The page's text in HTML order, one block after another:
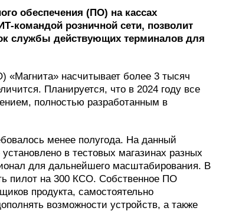
обеспечения (ПО) на кассах
командой розничной сети, позволит
службы действующих терминалов для
насчитывает более 3 тысяч
Планируется, что в 2024 году все
полностью разработанным в
менее полугода. На данный
в тестовых магазинах разных
для дальнейшего масштабирования. В
пилот на 300 КСО. Собственное ПО
продукта, самостоятельно
возможности устройств, а также